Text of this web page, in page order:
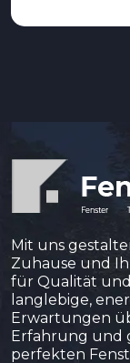
Mit uns
Zuhause und
für Qualität
langlebige,
Erwartungen
Erfahrung und
perfekten